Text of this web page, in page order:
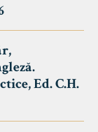
Ed. C.H.